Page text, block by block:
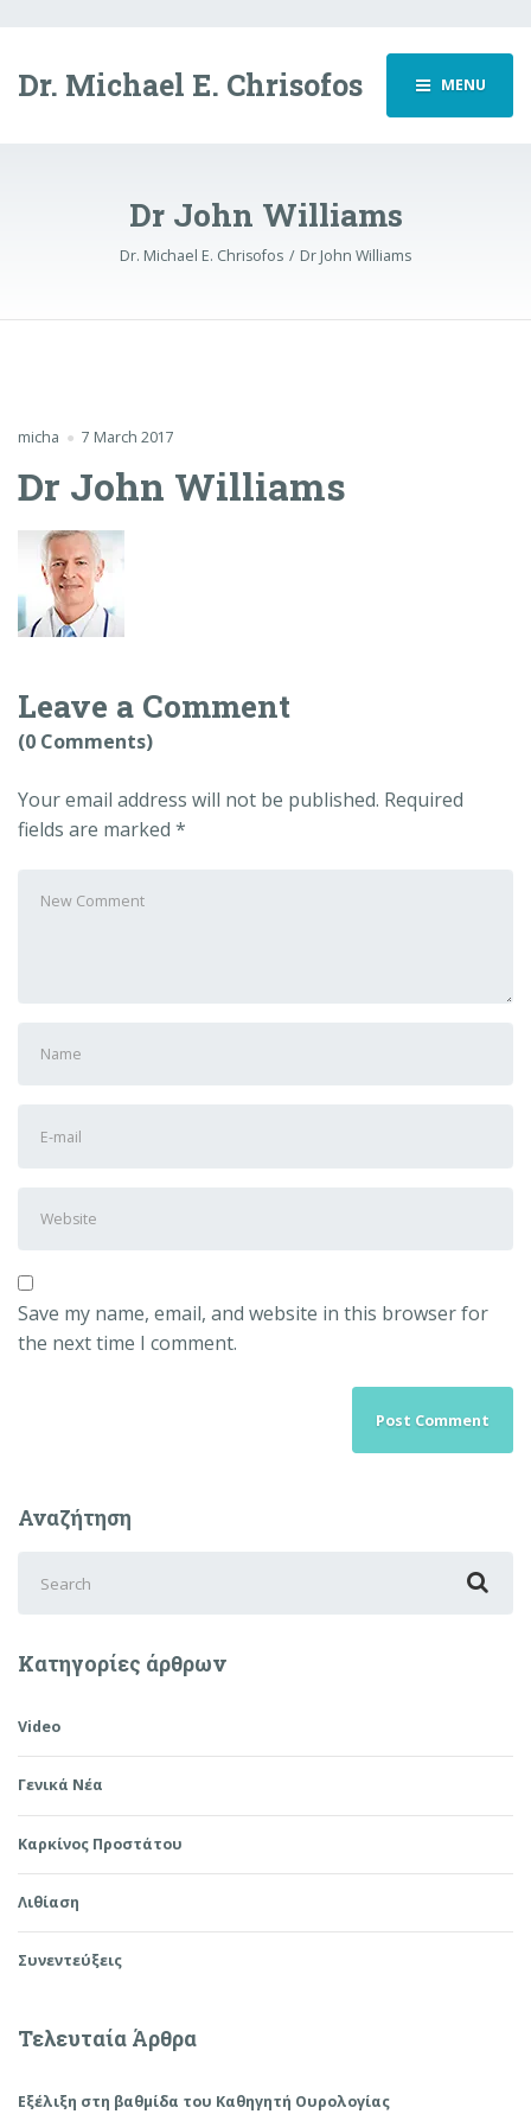
Dr. Michael E. Chrisofos MENU
Dr John Williams
Dr. Michael E. Chrisofos Dr John Williams
micha 7 March 2017
Dr John Williams
Leave a Comment
(0 Comments)
Your email address will not be published. Required
fields are marked *
comment*
and
mail
Save my name, email, and website in this browser for
the next time I comment.
Αναζήτηση
for:
Κατηγορίες άρθρων
Video
Γενικά Νέα
Καρκίνος Προστάτου
Λιθίαση
Συνεντεύξεις
Τελευταία Άρθρα
Εξέλιξη στη βαθμίδα του Καθηγητή Ουρολογίας